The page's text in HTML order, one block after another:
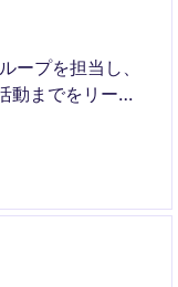
ープを担当し、
動までをリード